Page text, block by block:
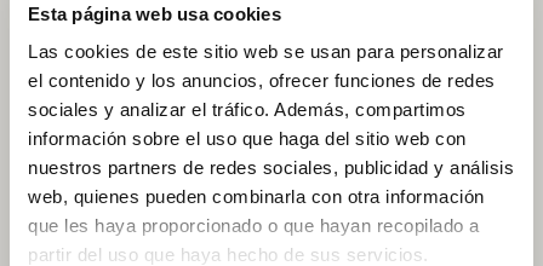
Esta página web usa cookies
Las cookies de este sitio web se usan para personalizar
el contenido y los anuncios, ofrecer funciones de redes
sociales y analizar el tráfico. Además, compartimos
información sobre el uso que haga del sitio web con
nuestros partners de redes sociales, publicidad y análisis
web, quienes pueden combinarla con otra información
que les haya proporcionado o que hayan recopilado a
partir del uso que haya hecho de sus servicios.
ARTÍCULO
Nota técnica regulatoria 4
* Próximas publicaciones regulatorias.